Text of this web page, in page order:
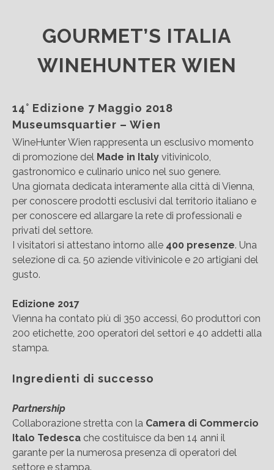
GOURMET’S ITALIA
WINEHUNTER WIEN
14° Edizione 7 Maggio 2018
Museumsquartier – Wien
WineHunter Wien rappresenta un esclusivo momento
di promozione del Made in Italy vitivinicolo,
gastronomico e culinario unico nel suo genere.
Una giornata dedicata interamente alla città di Vienna,
per conoscere prodotti esclusivi dal territorio italiano e
per conoscere ed allargare la rete di professionali e
privati del settore.
I visitatori si attestano intorno alle 400 presenze. Una
selezione di ca. 50 aziende vitivinicole e 20 artigiani del
gusto.
Edizione 2017
Vienna ha contato più di 350 accessi, 60 produttori con
200 etichette, 200 operatori del settori e 40 addetti alla
stampa.
Ingredienti di successo
Partnership
Collaborazione stretta con la Camera di Commercio
Italo Tedesca che costituisce da ben 14 anni il
garante per la numerosa presenza di operatori del
settore e stampa.